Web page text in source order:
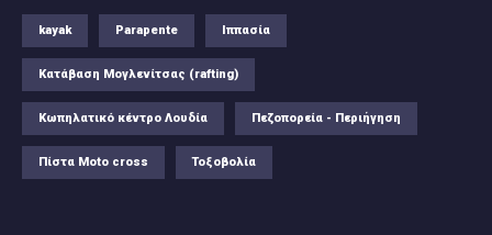
kayak Parapente Ιππασία
Κατάβαση Μογλενίτσας (rafting)
Κωπηλατικό κέντρο Λουδία Πεζοπορεία - Περιήγηση
Πίστα Moto cross Τοξοβολία